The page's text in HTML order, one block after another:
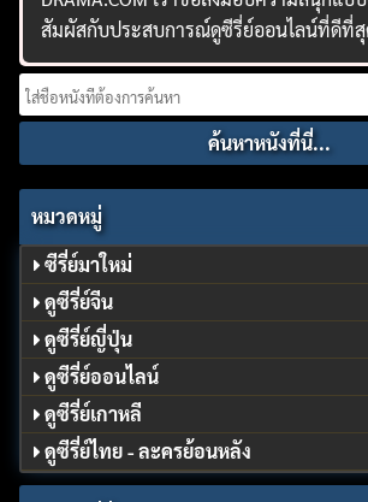
สัมผัสกับประสบการณ์ดูซีรี่ย์ออนไลน์ที่ดีที่สุ
Search
for:
หมวดหมู่
ซีรี่ย์มาใหม่
ดูซีรี่ย์จีน
ดูซีรี่ย์ญี่ปุ่น
ดูซีรี่ย์ออนไลน์
ดูซีรี่ย์เกาหลี
ดูซีรี่ย์ไทย - ละครย้อนหลัง